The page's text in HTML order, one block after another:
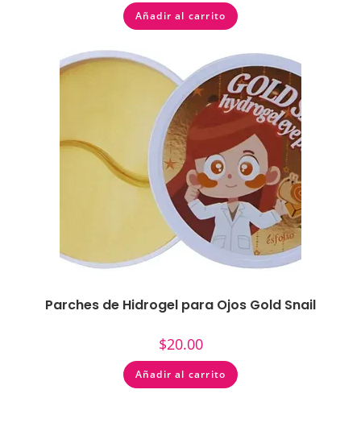
Añadir al carrito
Parches de Hidrogel para Ojos Gold Snail
$20.00
Añadir al carrito